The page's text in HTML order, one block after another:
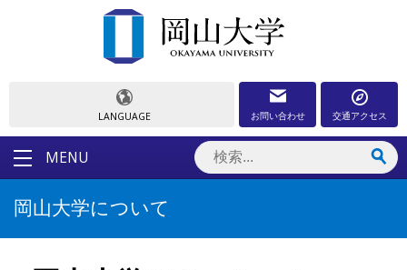
LANGUAGE お問い合わせ 交通アクセス
MENU
岡山大学について